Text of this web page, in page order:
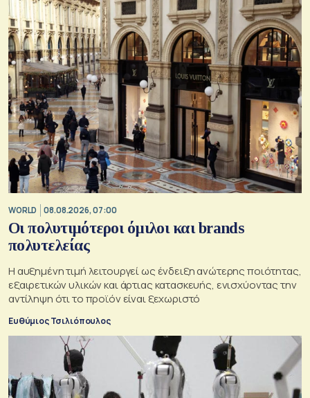
WORLD 08.08.2026, 07:00
Οι πολυτιμότεροι όμιλοι και brands
πολυτελείας
Η αυξημένη τιμή λειτουργεί ως ένδειξη ανώτερης ποιότητας,
εξαιρετικών υλικών και άρτιας κατασκευής, ενισχύοντας την
αντίληψη ότι το προϊόν είναι ξεχωριστό
Ευθύμιος Τσιλιόπουλος